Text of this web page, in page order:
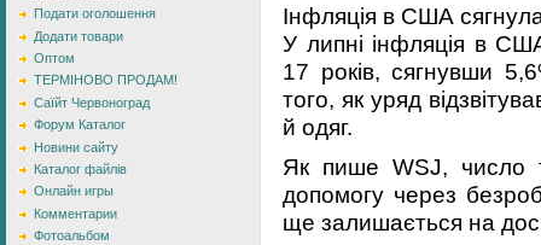
Подати оголошення
Додати товари
Оптом
ТЕРМІНОВО ПРОДАМ!
Саїйт Червоноград
Форум Каталог
Новини сайту
Каталог файлів
Онлайн игры
Комментарии
Фотоальбом
Інфляція в США
У липні інфляція в
17 років, сягнувши
того, як уряд
й одяг.
Як пише WSJ, число
допомогу через
ще залишається на